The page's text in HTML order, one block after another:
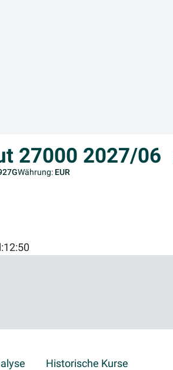
27000 2027/06
Währung: EUR
12:50
Historische Kurse